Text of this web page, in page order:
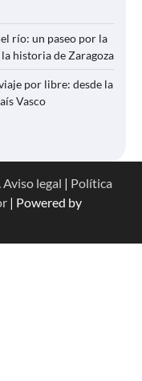
río: un paseo por la
historia de Zaragoza
por libre: desde la
Vasco
Aviso legal | Política
| Powered by